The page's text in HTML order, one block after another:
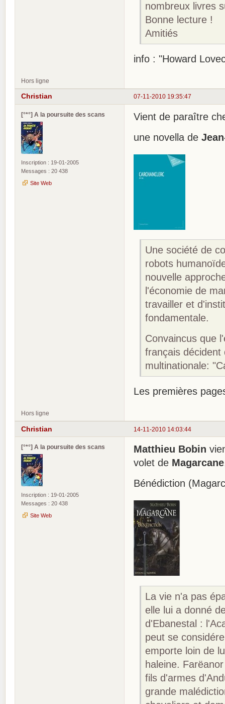
nombreux livres
Bonne lecture !
Amitiés
info : "Howard
Hors ligne
07-11-2010 19:35:47
Christian
[°*°] A la poursuite des scans
Inscription : 19-01-2005
Messages : 20 438
Site Web
Vient de paraître
une novella de
Une société de
robots
nouvelle
l'économie de
travailler et
fondamentale.
Convaincus que
français décident
multinationale:
Les premières
Hors ligne
14-11-2010 14:03:44
Christian
[°*°] A la poursuite des scans
Inscription : 19-01-2005
Messages : 20 438
Site Web
Matthieu Bobin
volet de Magarcane
Bénédiction
La vie n'a pas
elle lui a donné
d'Ebanestal :
peut se
emporte loin de
haleine.
fils d'armes
grande